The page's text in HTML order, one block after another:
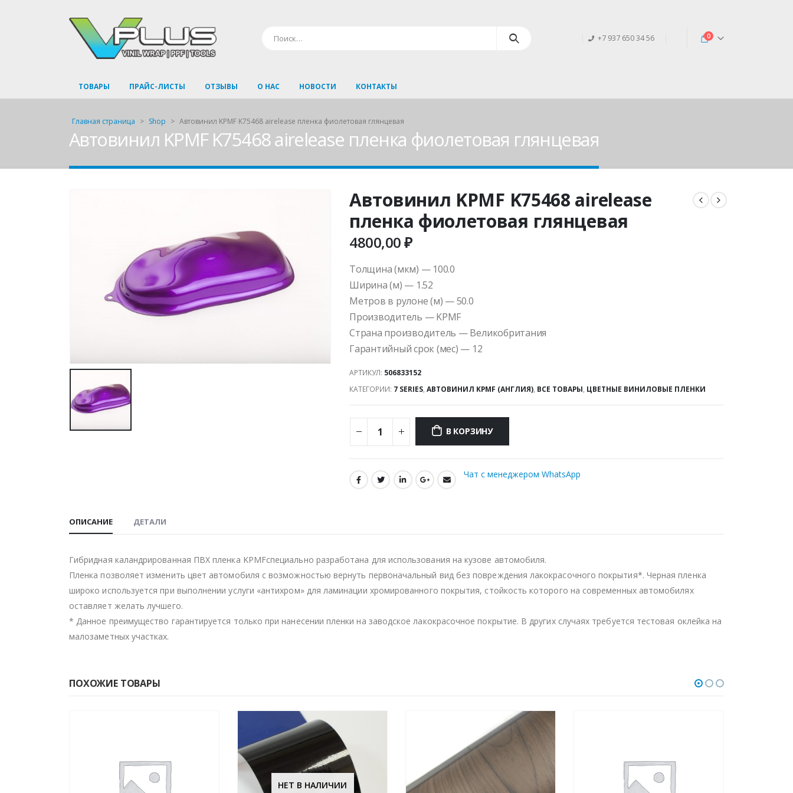
+7 937 650 34 56 0
ТОВАРЫ ПРАЙС-ЛИСТЫ ОТЗЫВЫ О НАС НОВОСТИ КОНТАКТЫ
Главная страница > Shop > Автовинил KPMF K75468 airelease пленка фиолетовая глянцевая
Автовинил KPMF K75468 airelease пленка фиолетовая глянцевая
Автовинил KPMF K75468 airelease
пленка фиолетовая глянцевая
4800,00₽
Толщина (мкм) — 100.0
Ширина (м) — 1.52
Метров в рулоне (м) — 50.0
Производитель — KPMF
Страна производитель — Великобритания
Гарантийный срок (мес) — 12
АРТИКУЛ: 506833152
КАТЕГОРИИ: 7 SERIES, АВТОВИНИЛ KPMF (АНГЛИЯ), ВСЕ ТОВАРЫ, ЦВЕТНЫЕ ВИНИЛОВЫЕ ПЛЕНКИ
В КОРЗИНУ
Чат с менеджером WhatsApp
ОПИСАНИЕ ДЕТАЛИ
Гибридная каландрированная ПВХ пленка KPMFспециально разработана для использования на кузове автомобиля.
Пленка позволяет изменить цвет автомобиля с возможностью вернуть первоначальный вид без повреждения лакокрасочного покрытия*. Черная пленка
широко используется при выполнении услуги «антихром» для ламинации хромированного покрытия, стойкость которого на современных автомобилях
оставляет желать лучшего.
* Данное преимущество гарантируется только при нанесении пленки на заводское лакокрасочное покрытие. В других случаях требуется тестовая оклейка на
малозаметных участках.
ПОХОЖИЕ ТОВАРЫ
НЕТ В НАЛИЧИИ